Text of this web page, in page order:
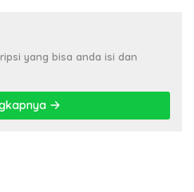
yang bisa anda isi dan